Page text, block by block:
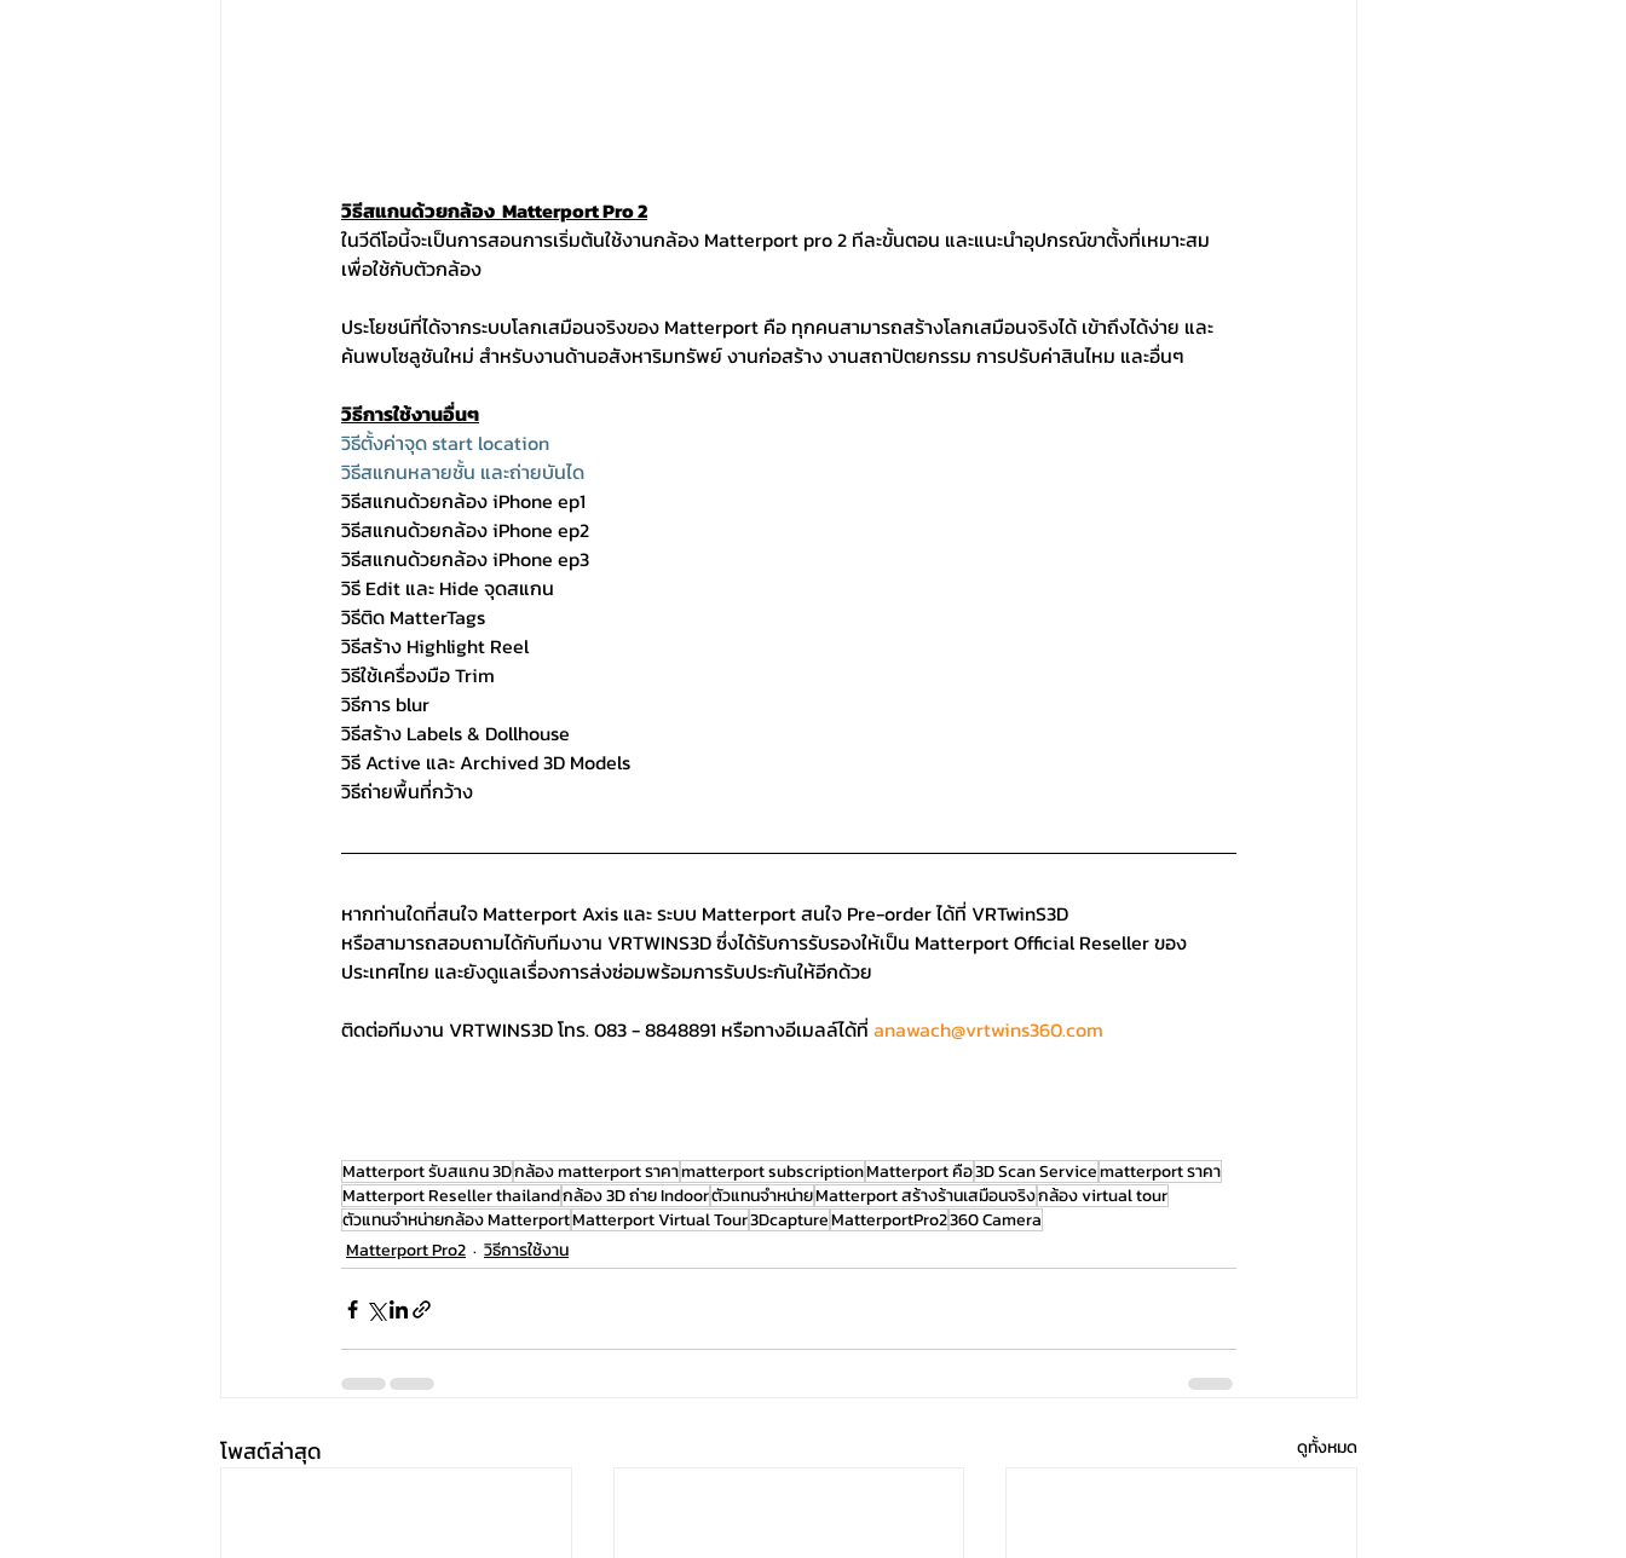
วิธีสแกนด้วยกล้อง  Matterport Pro 2
ในวีดีโอนี้จะเป็นการสอนการเริ่มต้นใช้งานกล้อง Matterport pro 2 ทีละขั้นตอน และแนะนำอุปกรณ์ขาตั้งที่เหมาะสม
เพื่อใช้กับตัวกล้อง
ประโยชน์ที่ได้จากระบบโลกเสมือนจริงของ Matterport คือ ทุกคนสามารถสร้างโลกเสมือนจริงได้ เข้าถึงได้ง่าย และ
ค้นพบโซลูชันใหม่ สำหรับงานด้านอสังหาริมทรัพย์ งานก่อสร้าง งานสถาปัตยกรรม การปรับค่าสินไหม และอื่นๆ
วิธีการใช้งานอื่นๆ
วิธีตั้งค่าจุด start location
วิธีสแกนหลายชั้น และถ่ายบันได
วิธีสแกนด้วยกล้อง iPhone ep1
วิธีสแกนด้วยกล้อง iPhone ep2
วิธีสแกนด้วยกล้อง iPhone ep3
วิธี Edit และ Hide จุดสแกน
วิธีติด MatterTags
วิธีสร้าง Highlight Reel
วิธีใช้เครื่องมือ Trim
วิธีการ blur
วิธีสร้าง Labels & Dollhouse
วิธี Active และ Archived 3D Models
วิธีถ่ายพื้นที่กว้าง
หากท่านใดที่สนใจ Matterport Axis และ ระบบ Matterport สนใจ Pre-order ได้ที่ VRTwinS3D
หรือสามารถสอบถามได้กับทีมงาน VRTWINS3D ซึ่งได้รับการรับรองให้เป็น Matterport Official Reseller ของ
ประเทศไทย และยังดูแลเรื่องการส่งซ่อมพร้อมการรับประกันให้อีกด้วย
ติดต่อทีมงาน VRTWINS3D โทร. 083 - 8848891 หรือทางอีเมลล์ได้ที่ anawach@vrtwins360.com
Matterport รับสแกน 3Dกล้อง matterport ราคาmatterport subscriptionMatterport คือ3D Scan Servicematterport ราคา
Matterport Reseller thailandกล้อง 3D ถ่าย Indoorตัวแทนจำหน่ายMatterport สร้างร้านเสมือนจริงกล้อง virtual tour
ตัวแทนจำหน่ายกล้อง MatterportMatterport Virtual Tour3DcaptureMatterportPro2360 Camera
Matterport Pro2
วิธีการใช้งาน
โพสต์ล่าสุด ดูทั้งหมด